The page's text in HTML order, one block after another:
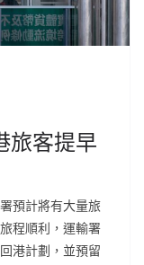
旅客提早
預計將有大量旅
程順利，運輸署
港計劃，並預留